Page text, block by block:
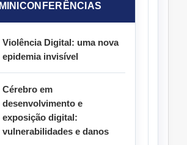
MINICONFERÊNCIAS
Violência Digital: uma nova
epidemia invisível
Cérebro em
desenvolvimento e
exposição digital:
vulnerabilidades e danos